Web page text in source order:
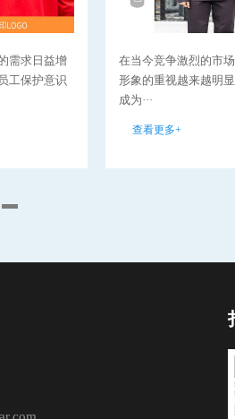
需求日益增
工保护意识
在当今竞争激烈的市
形象的重视越来越明
成为···
查看更多+